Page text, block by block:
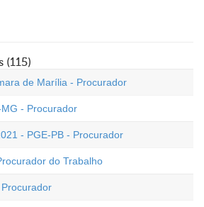
(115)
de Marília - Procurador
- Procurador
- PGE-PB - Procurador
do Trabalho